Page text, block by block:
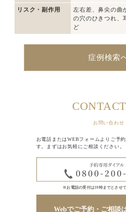
リスク・副作用
左右差、鼻尖の曲
の穴のひきつれ、
ど
症例検索
お問い合わせ
お電話またはWEBフォームよりご予
す。まずはお気軽にご相談ください。
※お電話の受付は19時までとさせて